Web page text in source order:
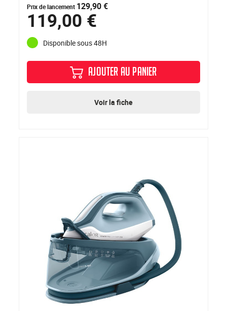
Prix de lancement 129,90 €
119,00 €
Disponible sous 48H
AJOUTER AU PANIER
Voir la fiche